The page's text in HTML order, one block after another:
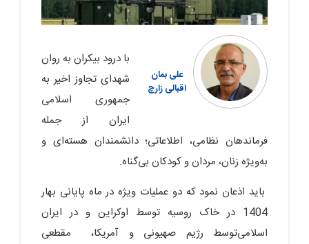
علی بمان
اقبالی زارچ
با درود بیکران به روان
شهدای تجاوز اخیر به
جمهوری اسلامی
ایران از جمله
فرماندهان نظامی، اطلاعاتی؛ دانشمندان هسته‌ای و
به‌ویژه زنان، مردان و کودکان بی‌گناه.
باید اذعان نمود که دو عملیات ویژه در ماه پایانی بهار
1404 در خاک روسیه توسط اوکراین و در ایران
اسلامی‌توسط رژیم صهیونی و آمریکا، مقطعی